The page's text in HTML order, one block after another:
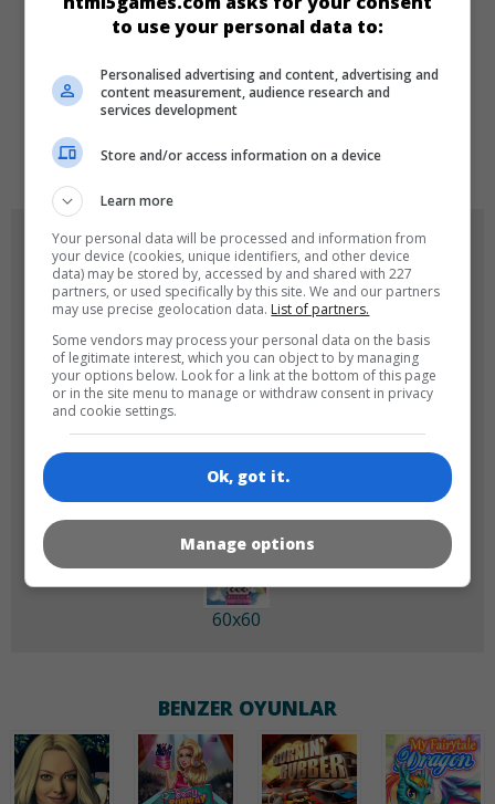
DILLER
de tr en
OYUN RESIMLERI
180x180 120x120
60x60
BENZER OYUNLAR
to use your personal data to:
Personalised advertising and content, advertising and
content measurement, audience research and
services development
Store and/or access information on a device
Learn more
Your personal data will be processed and information from
your device (cookies, unique identifiers, and other device
data) may be stored by, accessed by and shared with 227
partners, or used specifically by this site. We and our partners
may use precise geolocation data. List of partners.
Some vendors may process your personal data on the basis
of legitimate interest, which you can object to by managing
your options below. Look for a link at the bottom of this page
or in the site menu to manage or withdraw consent in privacy
and cookie settings.
Ok, got it.
Manage options